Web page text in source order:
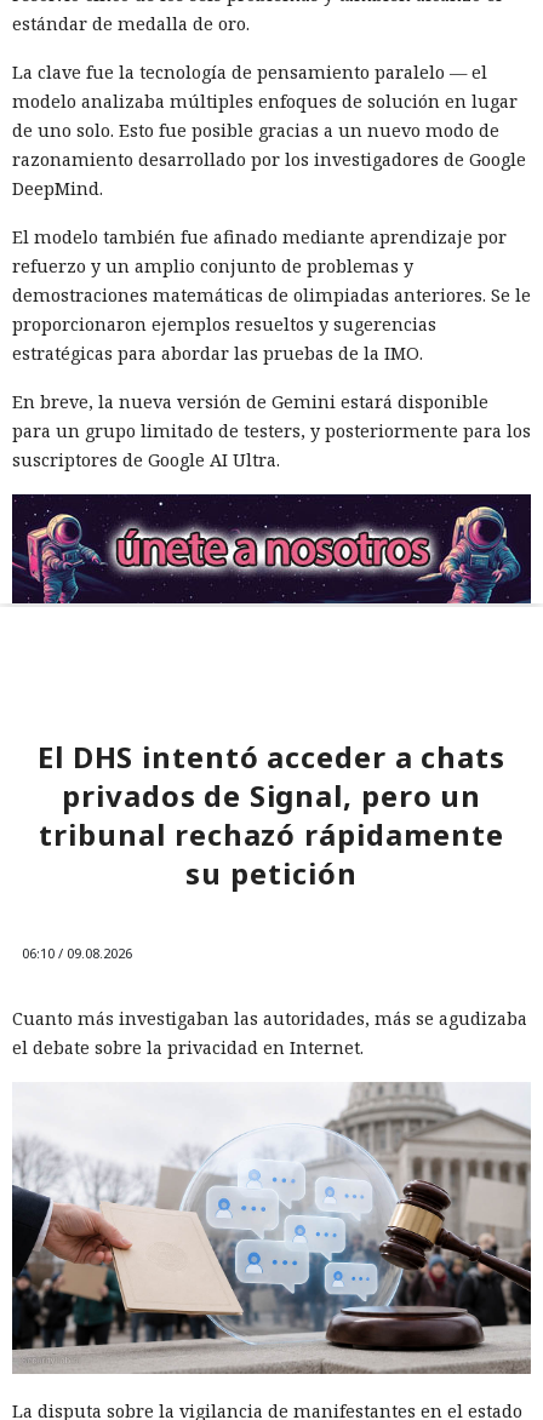
estándar de medalla de oro.
La clave fue la tecnología de pensamiento paralelo — el
modelo analizaba múltiples enfoques de solución en lugar
de uno solo. Esto fue posible gracias a un nuevo modo de
razonamiento desarrollado por los investigadores de Google
DeepMind.
El modelo también fue afinado mediante aprendizaje por
refuerzo y un amplio conjunto de problemas y
demostraciones matemáticas de olimpiadas anteriores. Se le
proporcionaron ejemplos resueltos y sugerencias
estratégicas para abordar las pruebas de la IMO.
En breve, la nueva versión de Gemini estará disponible
para un grupo limitado de testers, y posteriormente para los
suscriptores de Google AI Ultra.
El DHS intentó acceder a chats
privados de Signal, pero un
tribunal rechazó rápidamente
su petición
06:10 / 09.08.2026
Cuanto más investigaban las autoridades, más se agudizaba
el debate sobre la privacidad en Internet.
La disputa sobre la vigilancia de manifestantes en el estado